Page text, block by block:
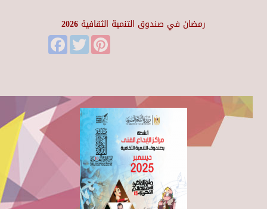
رمضان في صندوق التنمية الثقافية 2026
FacebookTwitter